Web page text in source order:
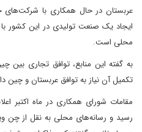
عربستان در حال همکاری با
ایجاد یک صنعت تولیدی در این کشور
محلی است.
به گفته این منابع، توافق تجاری بین
تکمیل آن نیاز به توافق عربستان و چین
مقامات شورای همکاری در ماه اکتبر
رسید و رسانه‌های محلی به نقل از چن